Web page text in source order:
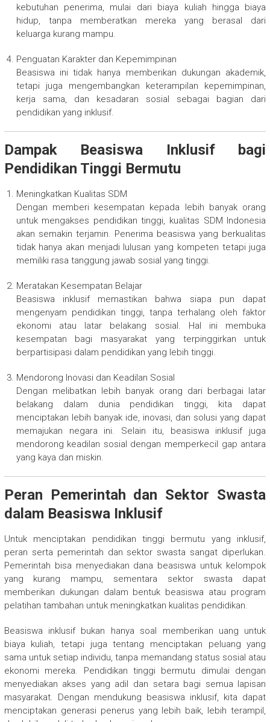
kebutuhan penerima, mulai dari biaya kuliah hingga biaya
hidup, tanpa memberatkan mereka yang berasal dari
keluarga kurang mampu.
Penguatan Karakter dan Kepemimpinan
Beasiswa ini tidak hanya memberikan dukungan akademik,
tetapi juga mengembangkan keterampilan kepemimpinan,
kerja sama, dan kesadaran sosial sebagai bagian dari
pendidikan yang inklusif.
Dampak Beasiswa Inklusif bagi
Pendidikan Tinggi Bermutu
Meningkatkan Kualitas SDM
Dengan memberi kesempatan kepada lebih banyak orang
untuk mengakses pendidikan tinggi, kualitas SDM Indonesia
akan semakin terjamin. Penerima beasiswa yang berkualitas
tidak hanya akan menjadi lulusan yang kompeten tetapi juga
memiliki rasa tanggung jawab sosial yang tinggi.
Meratakan Kesempatan Belajar
Beasiswa inklusif memastikan bahwa siapa pun dapat
mengenyam pendidikan tinggi, tanpa terhalang oleh faktor
ekonomi atau latar belakang sosial. Hal ini membuka
kesempatan bagi masyarakat yang terpinggirkan untuk
berpartisipasi dalam pendidikan yang lebih tinggi.
Mendorong Inovasi dan Keadilan Sosial
Dengan melibatkan lebih banyak orang dari berbagai latar
belakang dalam dunia pendidikan tinggi, kita dapat
menciptakan lebih banyak ide, inovasi, dan solusi yang dapat
memajukan negara ini. Selain itu, beasiswa inklusif juga
mendorong keadilan sosial dengan memperkecil gap antara
yang kaya dan miskin.
Peran Pemerintah dan Sektor Swasta
dalam Beasiswa Inklusif
Untuk menciptakan pendidikan tinggi bermutu yang inklusif,
peran serta pemerintah dan sektor swasta sangat diperlukan.
Pemerintah bisa menyediakan dana beasiswa untuk kelompok
yang kurang mampu, sementara sektor swasta dapat
memberikan dukungan dalam bentuk beasiswa atau program
pelatihan tambahan untuk meningkatkan kualitas pendidikan.
Beasiswa inklusif bukan hanya soal memberikan uang untuk
biaya kuliah, tetapi juga tentang menciptakan peluang yang
sama untuk setiap individu, tanpa memandang status sosial atau
ekonomi mereka. Pendidikan tinggi bermutu dimulai dengan
menyediakan akses yang adil dan setara bagi semua lapisan
masyarakat. Dengan mendukung beasiswa inklusif, kita dapat
menciptakan generasi penerus yang lebih baik, lebih terampil,